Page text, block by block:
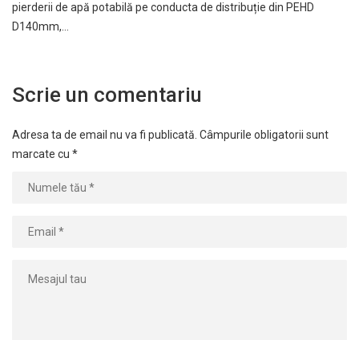
pierderii de apă potabilă pe conducta de distribuție din PEHD
D140mm,…
Scrie un comentariu
Adresa ta de email nu va fi publicată. Câmpurile obligatorii sunt
marcate cu *